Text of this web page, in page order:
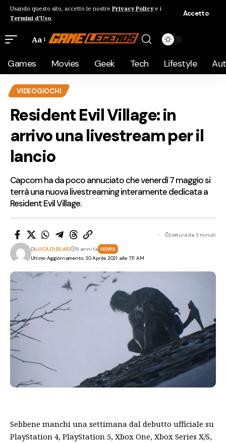
Usando questo sito, accetto le nostre Privacy Policye i
Termini d'Uso.
Accetto
Aa
Games Movies Geek Tech Lifestyle
VIDEOGIOCHI
Resident Evil Village: in
arrivo una livestream per il
lancio
Capcom ha da poco annuciato che venerdì 7 maggio si
terrà una nuova livestreaming interamente dedicata a
Resident Evil Village.
Ultimo Aggiornamento: 30 Aprile 2021 alle 7:11 AM
DiLUCA DI BLASI 5 anni fa NEWS
Lettura da 3 minuti
Sebbene manchi una settimana dal debutto ufficiale su
PlayStation 4, PlayStation 5, Xbox One, Xbox Series X/S,